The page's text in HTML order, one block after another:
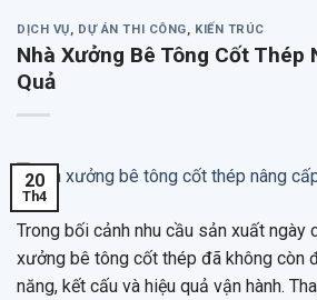
DỊCH VỤ, DỰ ÁN THI CÔNG, KIẾN TRÚC
Nhà Xưởng Bê Tông Cốt Thép
Quả
20
Th4
Trong bối cảnh nhu cầu sản xuất ngày
xưởng bê tông cốt thép đã không còn
năng, kết cấu và hiệu quả vận hành.